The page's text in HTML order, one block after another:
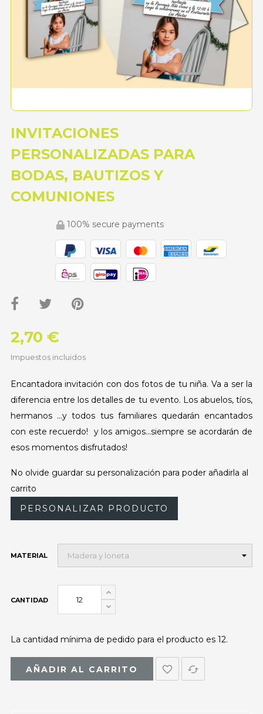
INVITACIONES
PERSONALIZADAS PARA
BODAS, BAUTIZOS Y
COMUNIONES
100% secure payments
2,70 €
Impuestos incluidos
Encantadora invitación con dos fotos de tu niña. Va a ser la
diferencia entre los detalles de tu evento. Los abuelos, tíos,
hermanos ...y todos tus familiares quedarán encantados
con este recuerdo! y los amigos...siempre se acordarán de
esos momentos disfrutados!
No olvide guardar su personalización para poder añadirla al
carrito
PERSONALIZAR PRODUCTO
MATERIAL
CANTIDAD
La cantidad mínima de pedido para el producto es 12.
AÑADIR AL CARRITO favorite_border cached